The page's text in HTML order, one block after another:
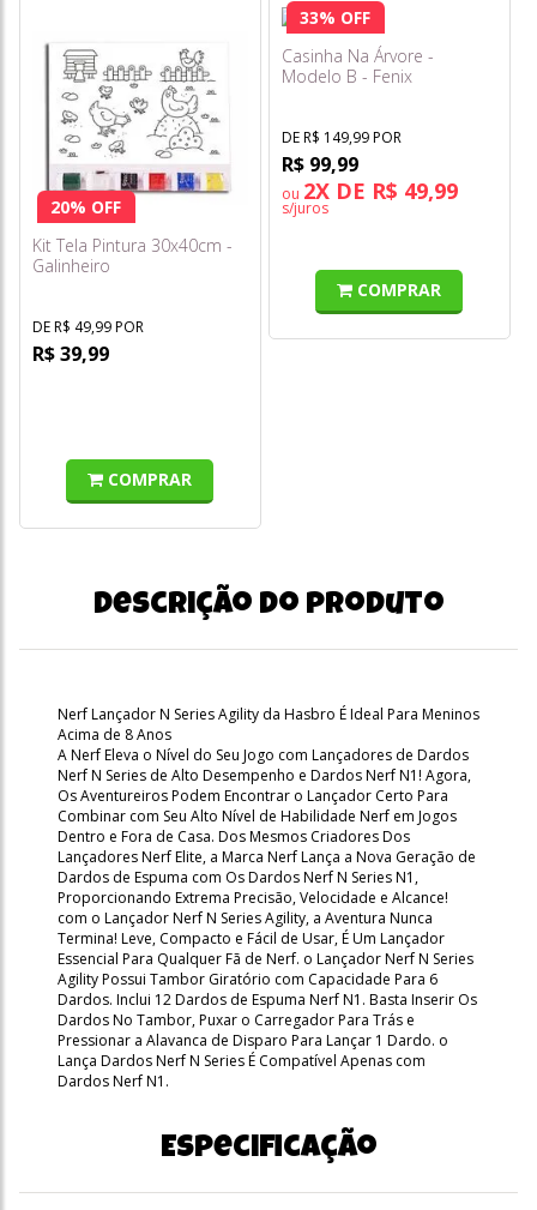
20% OFF
Kit Tela Pintura 30x40cm -
Galinheiro
DE R$ 49,99 POR
R$ 39,99
COMPRAR
33% OFF
Casinha Na Árvore -
Modelo B - Fenix
DE R$ 149,99 POR
R$ 99,99
ou 2X DE R$ 49,99
s/juros
COMPRAR
Descrição do produto
Nerf Lançador N Series Agility da Hasbro É Ideal Para Meninos
Acima de 8 Anos
A Nerf Eleva o Nível do Seu Jogo com Lançadores de Dardos
Nerf N Series de Alto Desempenho e Dardos Nerf N1! Agora,
Os Aventureiros Podem Encontrar o Lançador Certo Para
Combinar com Seu Alto Nível de Habilidade Nerf em Jogos
Dentro e Fora de Casa. Dos Mesmos Criadores Dos
Lançadores Nerf Elite, a Marca Nerf Lança a Nova Geração de
Dardos de Espuma com Os Dardos Nerf N Series N1,
Proporcionando Extrema Precisão, Velocidade e Alcance!
com o Lançador Nerf N Series Agility, a Aventura Nunca
Termina! Leve, Compacto e Fácil de Usar, É Um Lançador
Essencial Para Qualquer Fã de Nerf. o Lançador Nerf N Series
Agility Possui Tambor Giratório com Capacidade Para 6
Dardos. Inclui 12 Dardos de Espuma Nerf N1. Basta Inserir Os
Dardos No Tambor, Puxar o Carregador Para Trás e
Pressionar a Alavanca de Disparo Para Lançar 1 Dardo. o
Lança Dardos Nerf N Series É Compatível Apenas com
Dardos Nerf N1.
Especificação